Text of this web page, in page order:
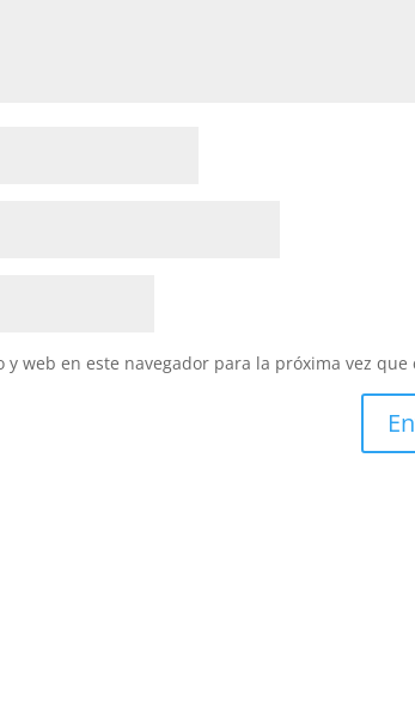
web en este navegador para la próxima vez que